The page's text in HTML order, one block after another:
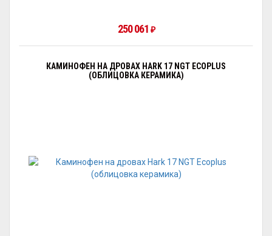
250 061 ₽
КАМИНОФЕН НА ДРОВАХ HARK 17 NGT ECOPLUS
(ОБЛИЦОВКА КЕРАМИКА)